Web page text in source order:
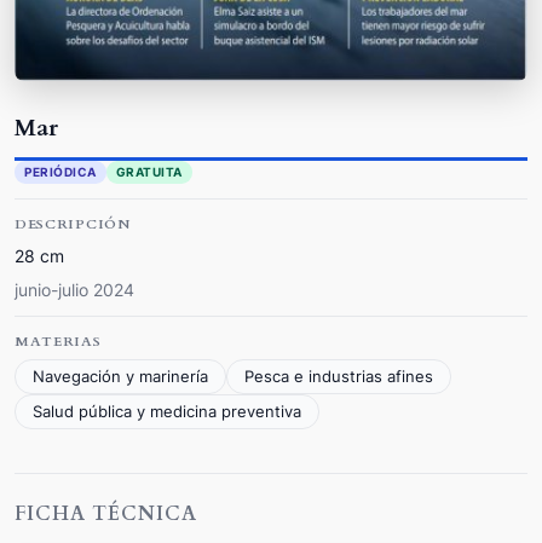
Mar
PERIÓDICA GRATUITA
DESCRIPCIÓN
28 cm
junio-julio 2024
MATERIAS
Navegación y marinería
Pesca e industrias afines
Salud pública y medicina preventiva
FICHA TÉCNICA